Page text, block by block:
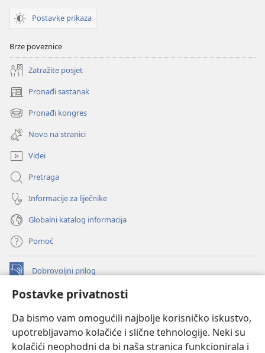
Postavke privatnosti
Da bismo vam omogućili najbolje korisničko iskustvo,
upotrebljavamo kolačiće i slične tehnologije. Neki su
kolačići neophodni da bi naša stranica funkcionirala i
Postavke prikaza
Brze poveznice
Zatražite posjet
Pronađi sastanak
(otvara
se
novi
prozor)
Pronađi kongres
(otvara
se
novi
prozor)
Novo na stranici
Videi
Pretraga
Informacije za liječnike
Globalni katalog informacija
Pomoć
Dobrovoljni prilog
(otvara
novi
INTERNETSKA BIBLIOTEKA Watchtower
se
novi
prozor)
JW Hub
(otvara
se